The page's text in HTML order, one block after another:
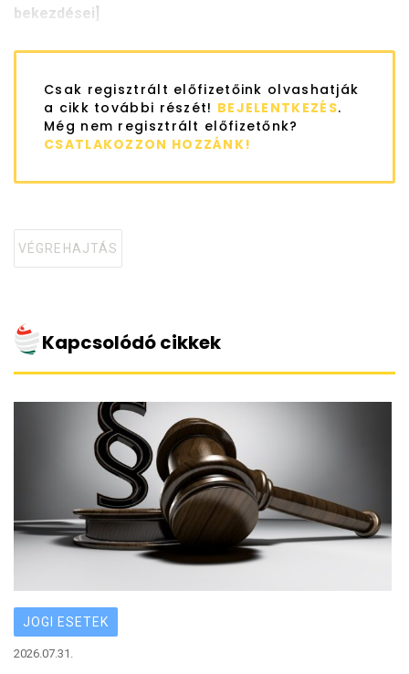
bekezdései]
Csak regisztrált előfizetőink olvashatják
a cikk további részét! BEJELENTKEZÉS.
Még nem regisztrált előfizetőnk?
CSATLAKOZZON HOZZÁNK!
Tagged
VÉGREHAJTÁS
Kapcsolódó cikkek
JOGI ESETEK
2026.07.31.